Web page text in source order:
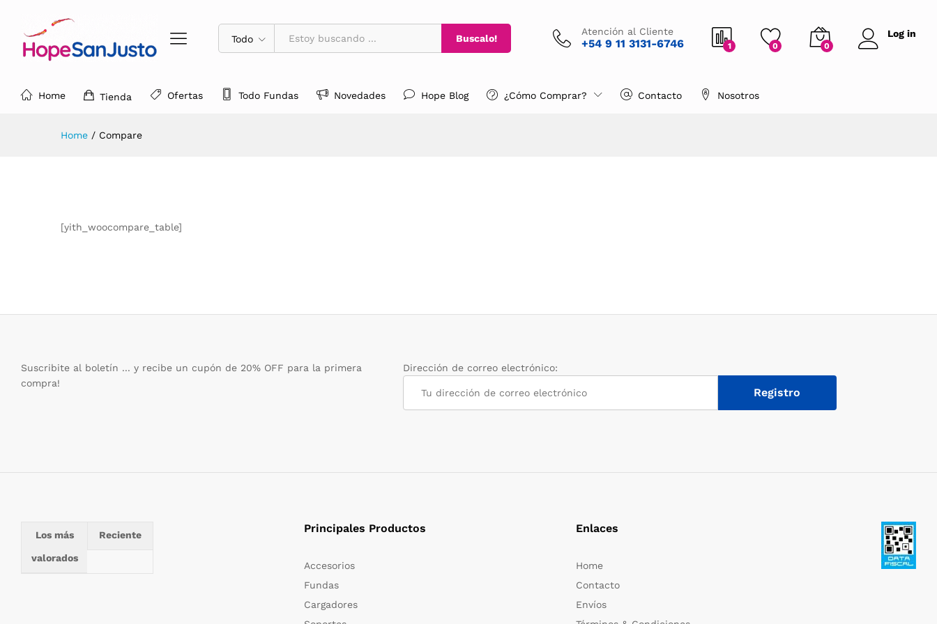
Todo Buscalo!
Atención al Cliente
+54 9 11 3131-6746 1 0 0
Log in
Home Tienda Ofertas Todo Fundas Novedades Hope Blog ¿Cómo Comprar? Contacto Nosotros
Home / Compare
[yith_woocompare_table]
Suscribite al boletín ... y recibe un cupón de 20% OFF para la primera
compra!
Dirección de correo electrónico:
Los más
valorados
Reciente Principales Productos
Accesorios
Fundas
Cargadores
Enlaces
Home
Contacto
Envíos